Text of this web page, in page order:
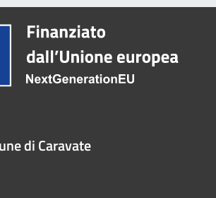
di Caravate